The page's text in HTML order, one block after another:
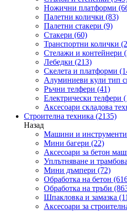
Ножични платформи
Палетни колички (83)
Палетни стакери (9)
Стакери (60)
Транспортни колички
Стелажи и контейнери
Лебедки (213)
Скелета и платформи
Алуминиеви кули тип
Ръчни телфери (41)
Електрически телфери
Аксесоари складова
Строителна техника (2135)
Назад
Машини и инструменти
Мини багери (22)
Аксесоари за бетон
Уплътняване и
Мини дъмпери (72)
Обработка на бетон
Обработка на тръби
Шпакловка и замазка
Аксесоари за